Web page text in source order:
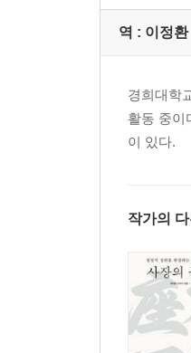
: 남성보다 여
: 황혼 이혼이
: 상대방에게
: 화를 내는 것
: 감정 전환이
: 편한 대화 상
: 반성을 해도
: 할 수 없었
: 나쁜 쪽으로
역 : 이정환
경희대학
활동 중이
이 있다.
작가의